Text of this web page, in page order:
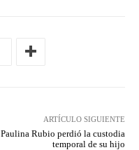
ARTÍCULO SIGUIENTE
Paulina Rubio perdió la custodia
temporal de su hijo